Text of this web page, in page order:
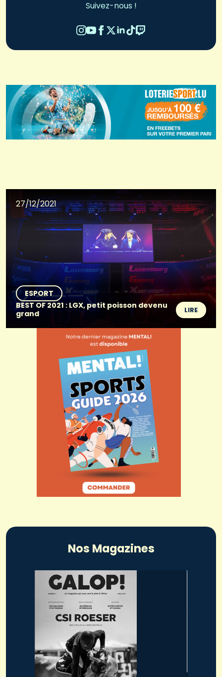
Suivez-nous !
27/12/2021
ESPORT
BEST OF 2021 : LGX, petit poisson devenu
grand
LIRE
Nos Magazines